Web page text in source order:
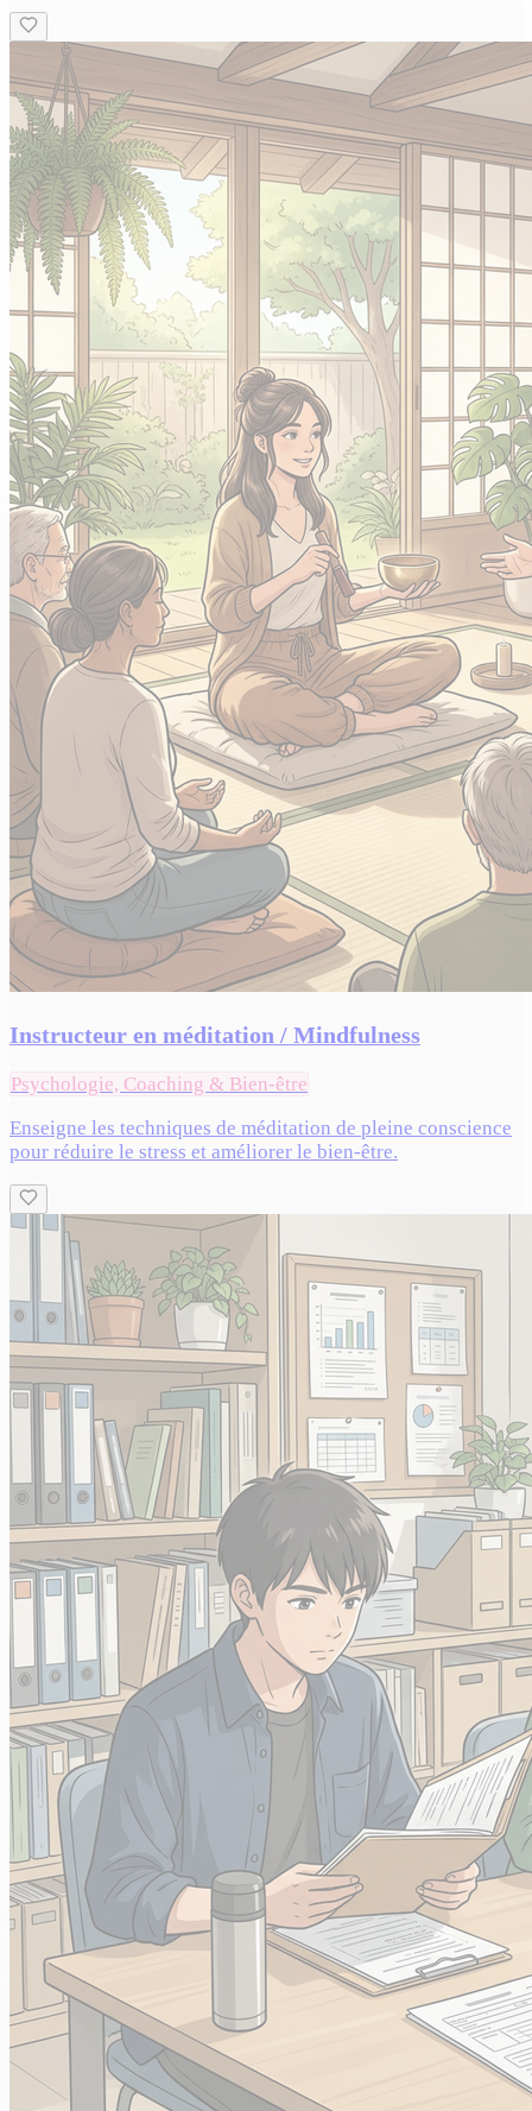
Instructeur en méditation / Mindfulness
Psychologie, Coaching & Bien-être
Enseigne les techniques de méditation de pleine conscience
pour réduire le stress et améliorer le bien-être.